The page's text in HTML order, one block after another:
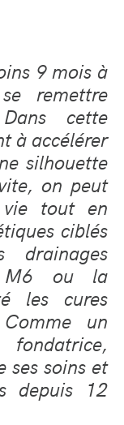
9 mois à
remettre
cette
à accélérer
silhouette
on peut
vie tout en
ciblés
drainages
M6 ou la
les cures
un
ses soins et
depuis 12